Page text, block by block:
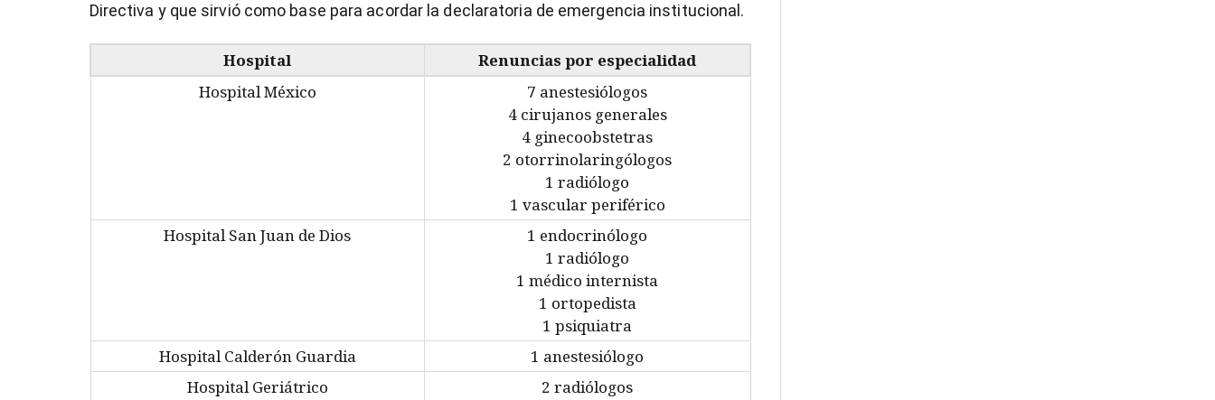
Directiva y que sirvió como base para acordar la declaratoria de emergencia institucional.
Hospital
Renuncias por especialidad
Hospital México
7 anestesiólogos
4 cirujanos generales
4 ginecoobstetras
2 otorrinolaringólogos
1 radiólogo
1 vascular periférico
Hospital San Juan de Dios
1 endocrinólogo
1 radiólogo
1 médico internista
1 ortopedista
1 psiquiatra
Hospital Calderón Guardia
1 anestesiólogo
Hospital Geriátrico
2 radiólogos